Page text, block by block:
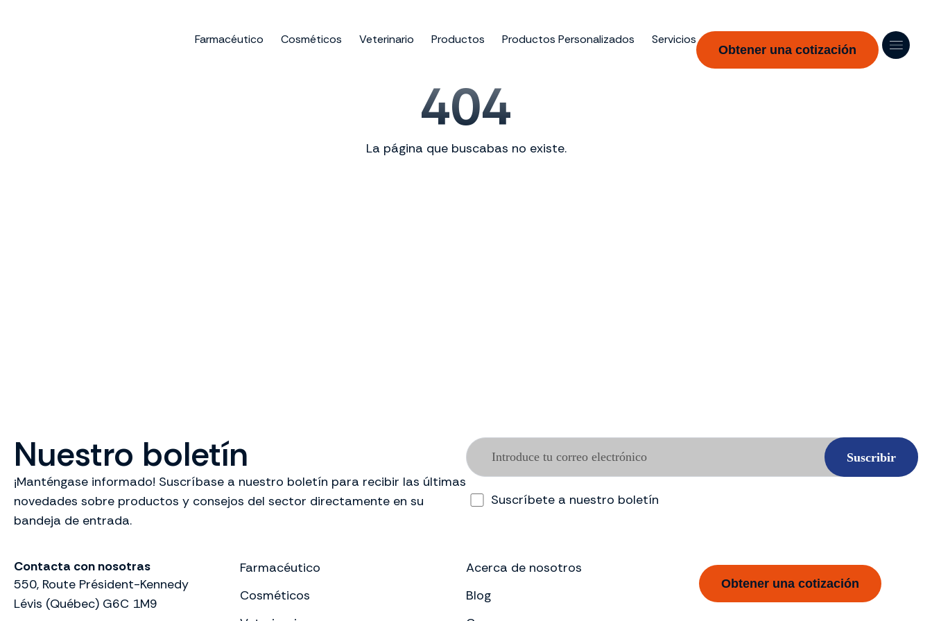
Farmacéutico Cosméticos Veterinario Productos Productos Personalizados Servicios
Obtener una cotización
404
La página que buscabas no existe.
Nuestro boletín
¡Manténgase informado! Suscríbase a nuestro boletín para recibir las últimas
novedades sobre productos y consejos del sector directamente en su
bandeja de entrada.
Suscríbete a nuestro boletín
Contacta con nosotras
550, Route Président-Kennedy
Lévis (Québec) G6C 1M9
Farmacéutico
Cosméticos
Acerca de nosotros
Blog
Obtener una cotización